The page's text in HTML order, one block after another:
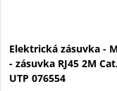
Elektrická zásuvka -
- zásuvka RJ45 2M
UTP 076554